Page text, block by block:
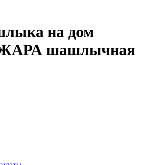
на дом
шашлычная